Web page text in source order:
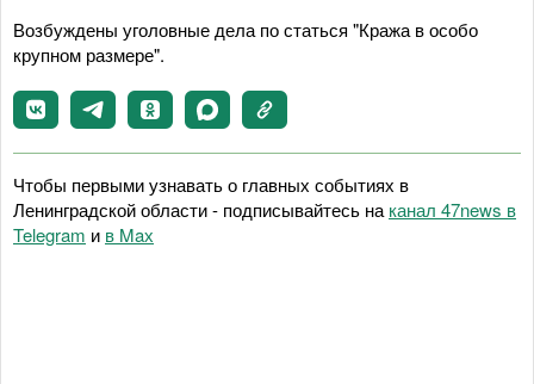
Возбуждены уголовные дела по статься "Кража в особо
крупном размере".
Чтобы первыми узнавать о главных событиях в
Ленинградской области - подписывайтесь на канал 47news в
Telegram и в Maх